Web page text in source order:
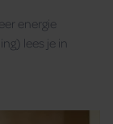
energie
lees je in